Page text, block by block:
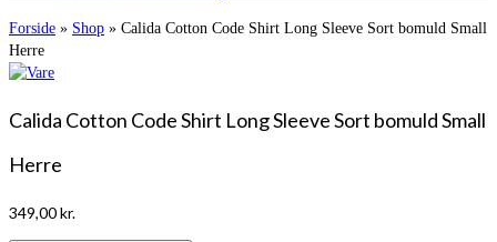
Forside » Shop » Calida Cotton Code Shirt Long Sleeve Sort bomuld Small
Herre
Calida Cotton Code Shirt Long Sleeve Sort bomuld Small
Herre
349,00kr.